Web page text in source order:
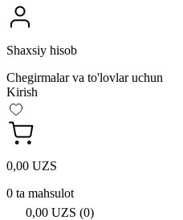
Shaxsiy hisob
Chegirmalar va to'lovlar uchun
Kirish
0,00 UZS
0 ta mahsulot
0,00 UZS (0)